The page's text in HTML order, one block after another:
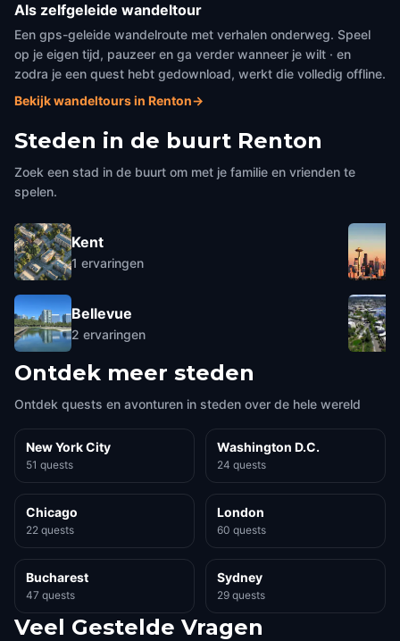
Als zelfgeleide wandeltour
Een gps-geleide wandelroute met verhalen onderweg. Speel
op je eigen tijd, pauzeer en ga verder wanneer je wilt · en
zodra je een quest hebt gedownload, werkt die volledig offline.
Bekijk wandeltours in Renton→
Steden in de buurt Renton
Zoek een stad in de buurt om met je familie en vrienden te
spelen.
Kent
1 ervaringen
Bellevue
2 ervaringen
Ontdek meer steden
Ontdek quests en avonturen in steden over de hele wereld
New York City
51 quests
Washington D.C.
24 quests
Chicago
22 quests
London
60 quests
Bucharest
47 quests
Sydney
29 quests
Veel Gestelde Vragen